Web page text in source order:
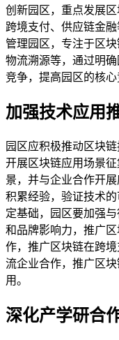
创新园区，重点发展
跨境支付、供应链金
管理园区，专注于区
物流溯源等，通过明
竞争，提高园区的核心
加强技术应用
园区应积极推动区块
开展区块链应用场景
景，并与企业合作开
积累经验，验证技术
定基础，园区要加强
和品牌影响力，推广
作，推广区块链在跨
流企业合作，推广区
用。
深化产学研合